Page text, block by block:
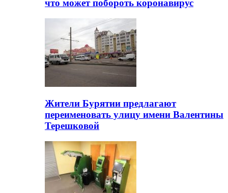
что может побороть коронавирус
Жители Бурятии предлагают
переименовать улицу имени Валентины
Терешковой